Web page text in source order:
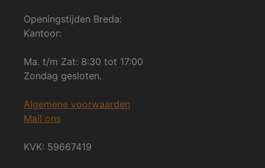
Openingstijden Breda:
Kantoor:
Ma. t/m Zat: 8:30 tot 17:00
Zondag gesloten.
Algemene voorwaarden
Mail ons
KVK: 59667419